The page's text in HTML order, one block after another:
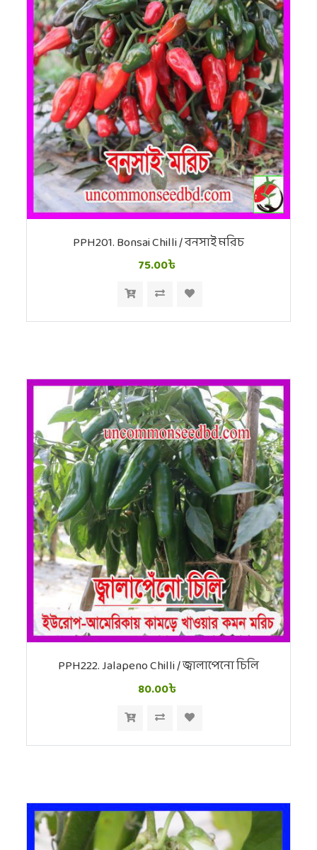
PPH201. Bonsai Chilli / বনসাই মরিচ
75.00৳
PPH222. Jalapeno Chilli / জ্বালাপেনো চিলি
80.00৳